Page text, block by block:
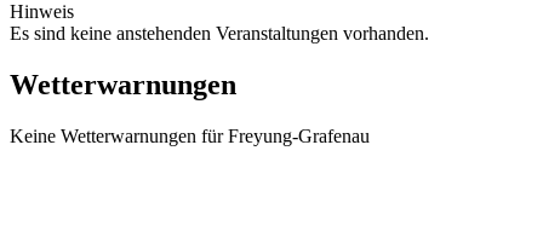
Hinweis
Es sind keine anstehenden Veranstaltungen vorhanden.
Wetterwarnungen
Keine Wetterwarnungen für Freyung-Grafenau